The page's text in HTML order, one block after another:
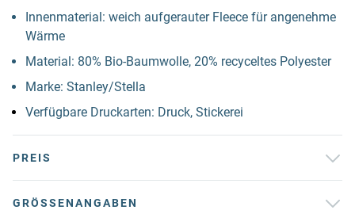
Innenmaterial: weich aufgerauter Fleece für angenehme
Wärme
Material: 80% Bio-Baumwolle, 20% recyceltes Polyester
Marke: Stanley/Stella
Verfügbare Druckarten: Druck, Stickerei
PREIS
GRÖSSENANGABEN